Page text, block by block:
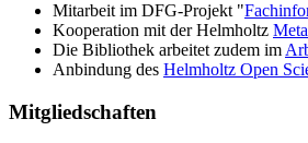
Mitarbeit im DFG-Projekt "
Kooperation mit der Helmholtz
Die Bibliothek arbeitet zudem im
Anbindung des Helmholtz Open
Mitgliedschaften